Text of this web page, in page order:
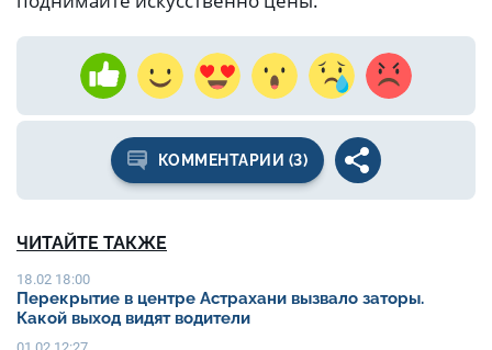
КОММЕНТАРИИ (3)
ЧИТАЙТЕ ТАКЖЕ
18.02 18:00
Перекрытие в центре Астрахани вызвало заторы.
Какой выход видят водители